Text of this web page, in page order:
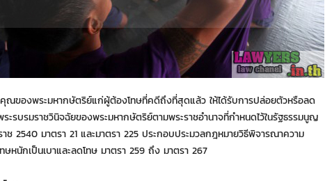
คุณของพระมหากษัตริย์แก่ผู้ต้องโทษที่คดีถึงที่สุดแล้ว ให้ได้รับการปล่อยตัวหรือลด
รบรมราชวินิจฉัยของพระมหากษัตริย์ตามพระราชอำนาจที่กำหนดไว้ในรัฐธรรมนูญ
2540 มาตรา 21 และมาตรา 225 ประกอบประมวลกฎหมายวิธีพิจารณาความ
หนักเป็นเบาและลดโทษ มาตรา 259 ถึง มาตรา 267